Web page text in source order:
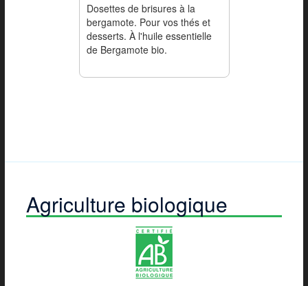
Dosettes de brisures à la
bergamote. Pour vos thés et
desserts. À l'huile essentielle
de Bergamote bio.
Agriculture biologique